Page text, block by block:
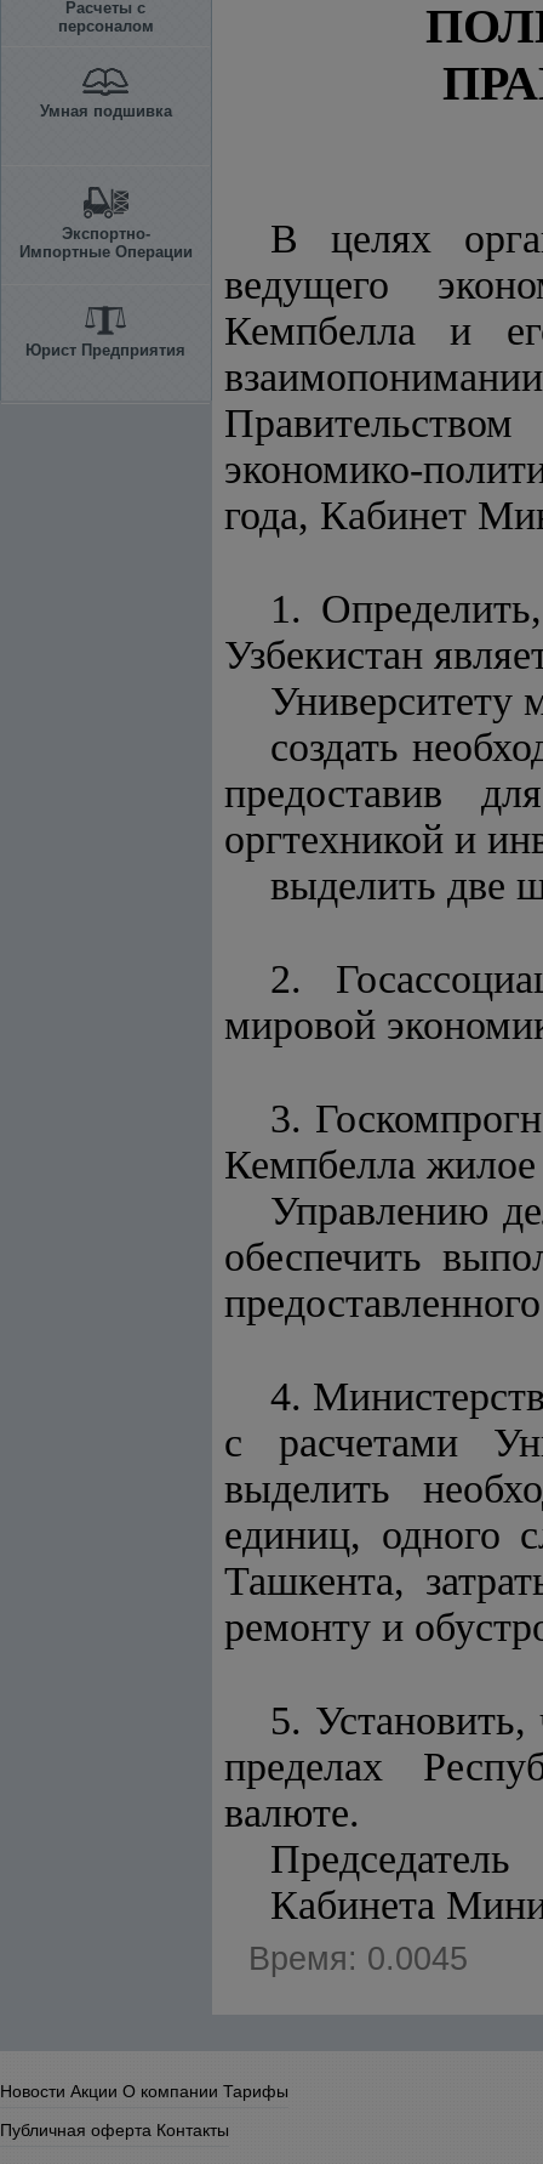
Расчеты с
персоналом
Умная подшивка
Экспортно-
Импортные Операции
Юрист Предприятия
В целях
ведущего
Кемпбелла и
экономико-
года, Кабинет
1.
Узбекистан
Университету
создать
предоставив
оргтехникой и
выделить две
2.
мировой
3.
Кемпбелла
Управлению
обеспечить
4.
с расчетами
выделить
единиц, одного
Ташкента,
ремонту и
5.
пределах
валюте.
Председатель
Время: 0.0045
Новости Акции О компании Тарифы
Публичная оферта Контакты